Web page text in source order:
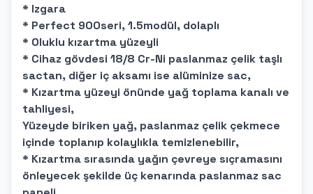
* Izgara
* Perfect 900seri, 1.5modül, dolaplı
* Oluklu kızartma yüzeyli
* Cihaz gövdesi 18/8 Cr-Ni paslanmaz çelik taşlı
sactan, diğer iç aksamı ise alüminize sac,
* Kızartma yüzeyi önünde yağ toplama kanalı ve
tahliyesi,
Yüzeyde biriken yağ, paslanmaz çelik çekmece
içinde toplanıp kolaylıkla temizlenebilir,
* Kızartma sırasında yağın çevreye sıçramasını
önleyecek şekilde üç kenarında paslanmaz sac